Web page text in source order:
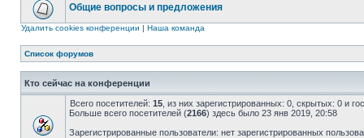
Общие вопросы и предложения
Удалить cookies конференции | Наша команда
Список форумов
Кто сейчас на конференции
Всего посетителей: 15 , из них зарегистрированных: 0, скрытых: 0 и
Больше всего посетителей (2166) здесь было 23 янв 2019, 20:58
Зарегистрированные пользователи: нет зарегистрированных